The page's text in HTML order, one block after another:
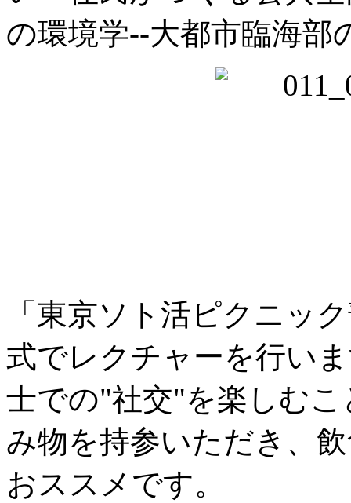
の環境学--大都市臨海部
「東京ソト活ピクニッ
式でレクチャーを行い
士での"社交"を楽しむ
み物を持参いただき、
おススメです。